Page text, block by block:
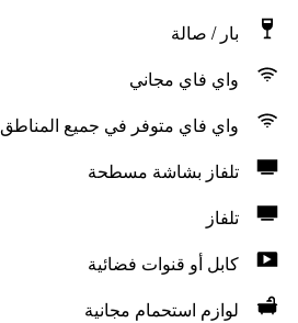
بار / صالة
واي فاي مجاني
واي فاي متوفر في جميع المناطق
تلفاز بشاشة مسطحة
تلفاز
كابل أو قنوات فضائية
لوازم استحمام مجانية